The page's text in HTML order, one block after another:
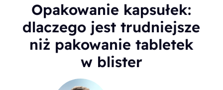
Opakowanie kapsułek:
dlaczego jest trudniejsze
niż pakowanie tabletek
w blister